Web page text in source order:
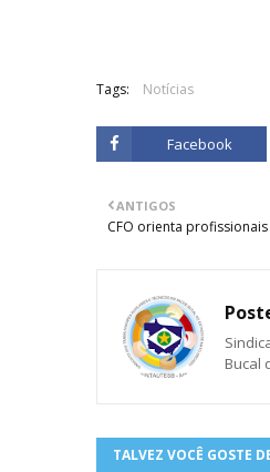
Tags: Notícias
Facebook
ANTIGOS
CFO orienta
Bucal
TALVEZ VOCÊ GOSTE